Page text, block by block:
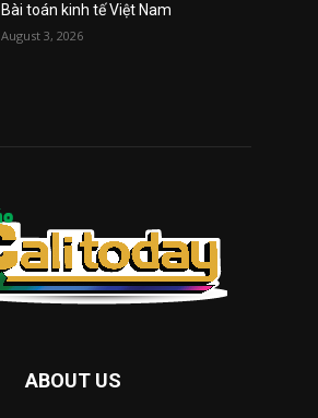
Bài toán kinh tế Việt Nam
August 3, 2026
ABOUT US